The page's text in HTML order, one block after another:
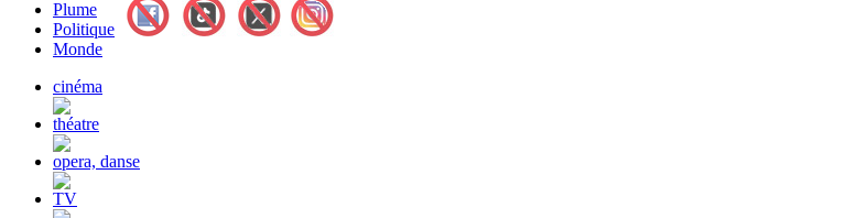
Plume
Politique
Monde
cinéma
théatre
opera, danse
TV